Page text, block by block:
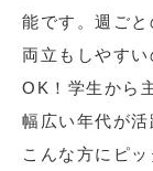
能です。週ご
両立もしやす
OK！学生から
幅広い年代が活
こんな方にピッ